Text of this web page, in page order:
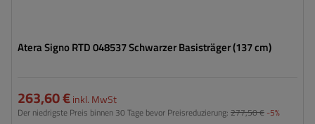
Atera Signo RTD 048537 Schwarzer Basisträger (137 cm)
263,60 €inkl. MwSt
Der niedrigste Preis binnen 30 Tage bevor Preisreduzierung: 277,50 € -5%